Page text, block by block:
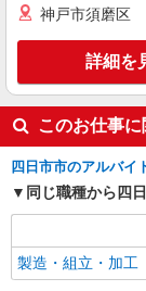
派遣社員
パーソルファクト
キー
神戸市須磨区
詳細を
このお仕事
四日市市のアルバイ
同じ職種から四
製造・組立・加工